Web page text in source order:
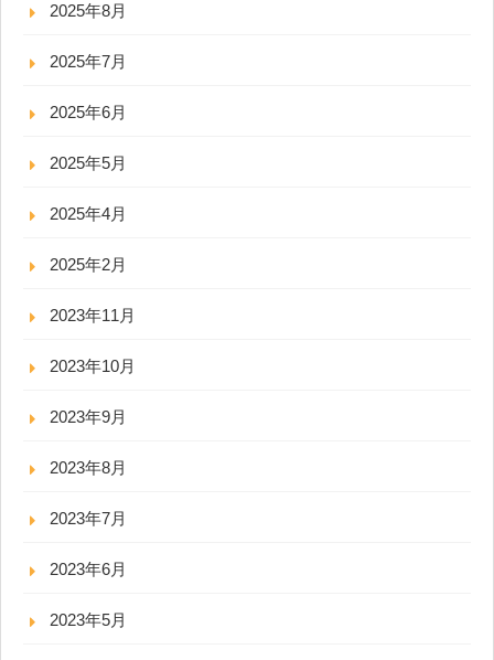
2025年8月
2025年7月
2025年6月
2025年5月
2025年4月
2025年2月
2023年11月
2023年10月
2023年9月
2023年8月
2023年7月
2023年6月
2023年5月